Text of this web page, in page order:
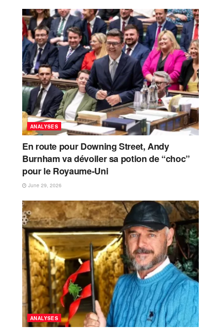
ANALYSES
En route pour Downing Street, Andy
Burnham va dévoiler sa potion de “choc”
pour le Royaume-Uni
June 29, 2026
ANALYSES